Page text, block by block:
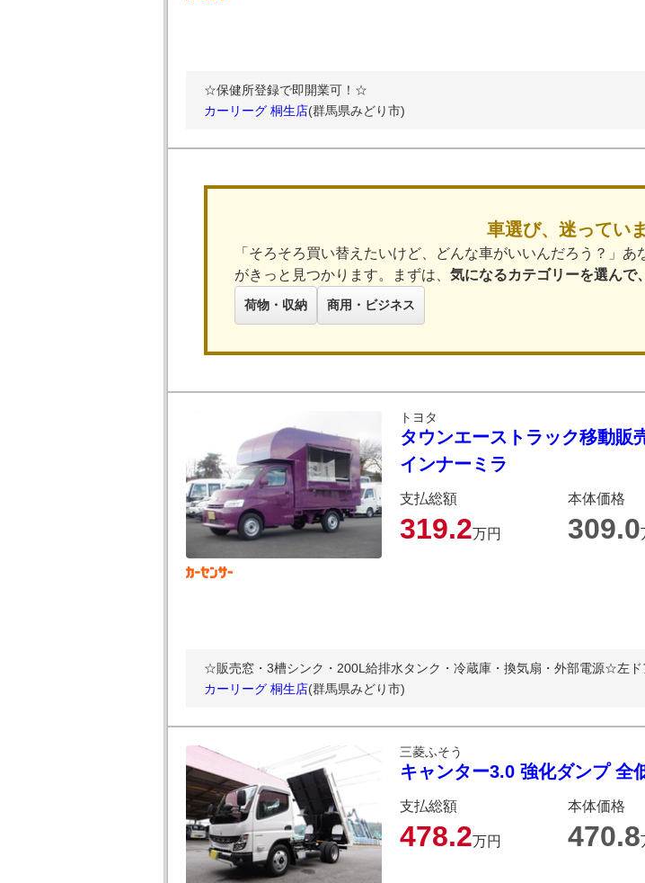
☆保健所登録で即開業可！☆
カーリーグ 桐生店(群馬県みどり市)
車選び、迷ってい
「そろそろ買い替えたいけど、どんな車がいいんだろう？」
がきっと見つかります。まずは、 気になるカテゴリーを選んで
荷物・収納 商用・ビジネス
トヨタ
タウンエーストラック移動販
インナーミラ
支払総額
319.2万円
本体価格
309.0
☆販売窓・3槽シンク・200L給排水タンク・冷蔵庫・換気扇・外部電源☆左ド
カーリーグ 桐生店(群馬県みどり市)
三菱ふそう
キャンター3.0 強化ダンプ 全
支払総額
478.2万円
本体価格
470.8